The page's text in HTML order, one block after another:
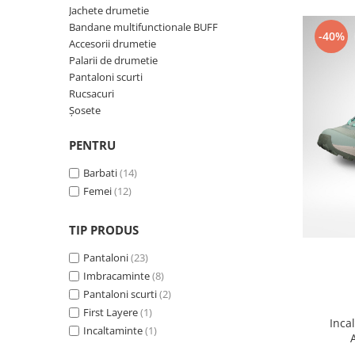
Incaltaminte
Pantaloni ski
Mid Layere
Incaltaminte
Pantaloni ski
Mid Layere
Jachete drumetie
Bandane multifunctionale BUFF
Accesorii drumetie
Palarii de drumetie
Pantaloni scurti
Rucsacuri
Șosete
PENTRU
Barbati(14)
Femei(12)
TIP PRODUS
Pantaloni(23)
Imbracaminte(8)
Pantaloni scurti(2)
First Layere(1)
Incaltaminte(1)
-40%